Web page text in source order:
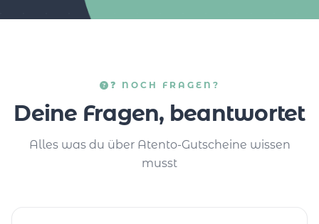
❓ NOCH FRAGEN?
Deine Fragen, beantwortet
Alles was du über Atento-Gutscheine wissen
musst